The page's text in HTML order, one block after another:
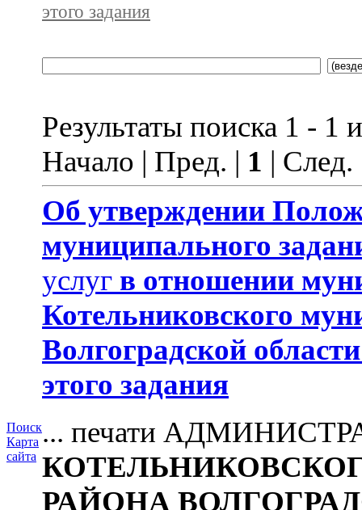
Поиск
Карта
сайта
этого задания
Результаты поиска 1 - 1
Начало | Пред. | 1 |
Об утверждении
муниципального
услуг в отношении
Котельниковского
Волгоградской области
этого задания
... печати
РАЙОНА